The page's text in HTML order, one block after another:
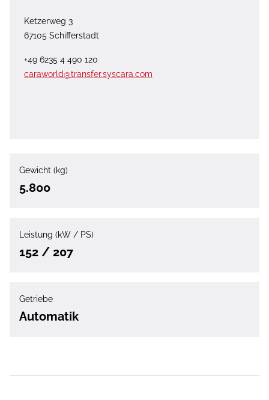
Ketzerweg 3
67105 Schifferstadt
+49 6235 4 490 120
caraworld@transfer.syscara.com
Gewicht (kg)
5.800
Leistung (kW / PS)
152 / 207
Getriebe
Automatik